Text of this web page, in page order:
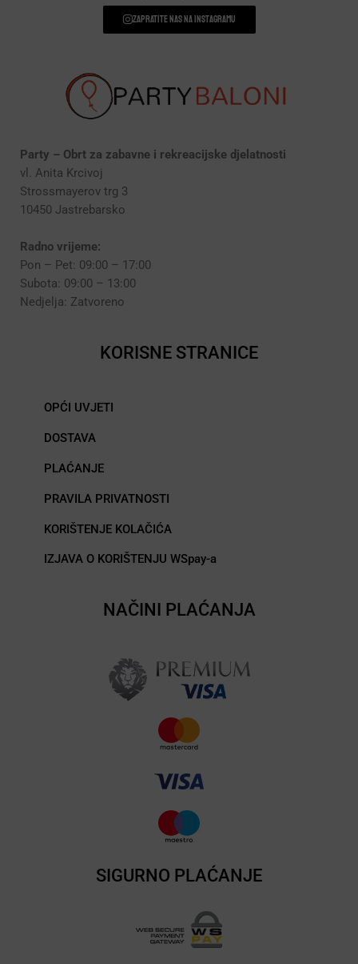
Zapratite nas na instagramu
Party – Obrt za zabavne i rekreacijske djelatnosti
vl. Anita Krcivoj
Strossmayerov trg 3
10450 Jastrebarsko
Radno vrijeme:
Pon – Pet: 09:00 – 17:00
Subota: 09:00 – 13:00
Nedjelja: Zatvoreno
KORISNE STRANICE
OPĆI UVJETI
DOSTAVA
PLAĆANJE
PRAVILA PRIVATNOSTI
KORIŠTENJE KOLAČIĆA
IZJAVA O KORIŠTENJU WSpay-a
NAČINI PLAĆANJA
SIGURNO PLAĆANJE